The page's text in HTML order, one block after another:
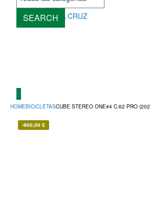
SANTA CRUZ
SEARCH
0
HOMEBICICLETASCUBE STEREO ONE44 C:62 PRO
-900,00 €